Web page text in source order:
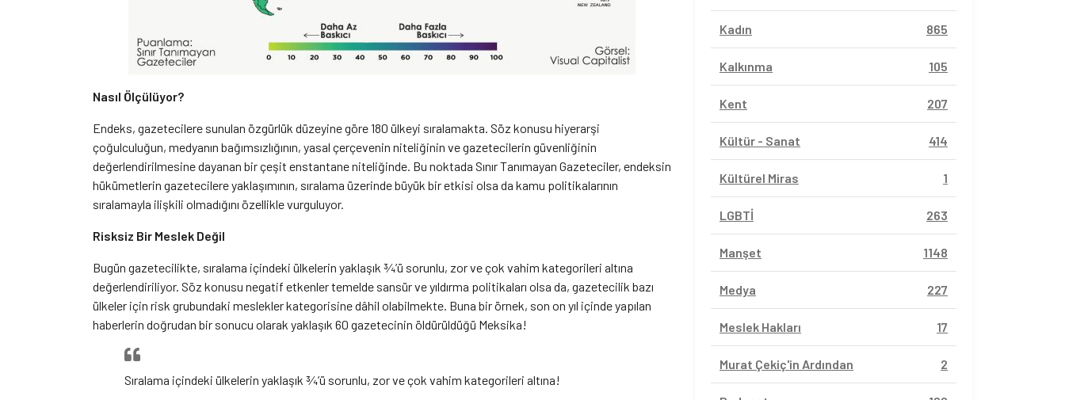
Nasıl Ölçülüyor?
Endeks, gazetecilere sunulan özgürlük düzeyine göre 180 ülkeyi sıralamakta. Söz konusu hiyerarşi
çoğulculuğun, medyanın bağımsızlığının, yasal çerçevenin niteliğinin ve gazetecilerin güvenliğinin
değerlendirilmesine dayanan bir çeşit enstantane niteliğinde. Bu noktada Sınır Tanımayan Gazeteciler, endeksin
hükümetlerin gazetecilere yaklaşımının, sıralama üzerinde büyük bir etkisi olsa da kamu politikalarının
sıralamayla ilişkili olmadığını özellikle vurguluyor.
Risksiz Bir Meslek Değil
Bugün gazetecilikte, sıralama içindeki ülkelerin yaklaşık ¾’ü sorunlu, zor ve çok vahim kategorileri altına
değerlendiriliyor. Söz konusu negatif etkenler temelde sansür ve yıldırma politikaları olsa da, gazetecilik bazı
ülkeler için risk grubundaki meslekler kategorisine dâhil olabilmekte. Buna bir örnek, son on yıl içinde yapılan
haberlerin doğrudan bir sonucu olarak yaklaşık 60 gazetecinin öldürüldüğü Meksika!
Sıralama içindeki ülkelerin yaklaşık ¾’ü sorunlu, zor ve çok vahim kategorileri altına!
Kadın 865
Kalkınma 105
Kent 207
Kültür - Sanat 414
Kültürel Miras 1
LGBTİ 263
Manşet 1148
Medya 227
Meslek Hakları 17
Murat Çekiç'in Ardından 2